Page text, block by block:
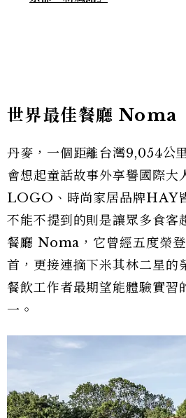
世界最佳餐廳 Noma
丹麥，一個距離台灣9,054公
會想起童話故事外享譽國際大
LOGO、時尚家居品牌HAY
不能不提到的則是讓眾多食客
餐廳 Noma，它曾經五度榮
首，更接連摘下米其林二星的
餐飲工作者最期望能體驗實習
一。